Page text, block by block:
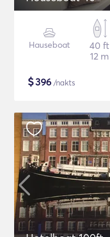
Hauseboat
40 ft
12 m
$396 /nakts